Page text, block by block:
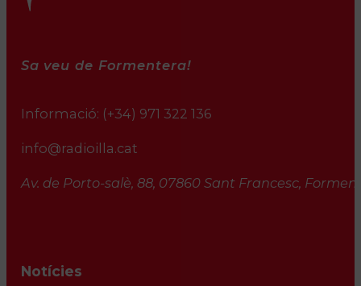
Sa veu de Formentera!
Informació: (+34) 971 322 136
info@radioilla.cat
Av. de Porto-salè, 88, 07860 Sant Francesc,
Notícies